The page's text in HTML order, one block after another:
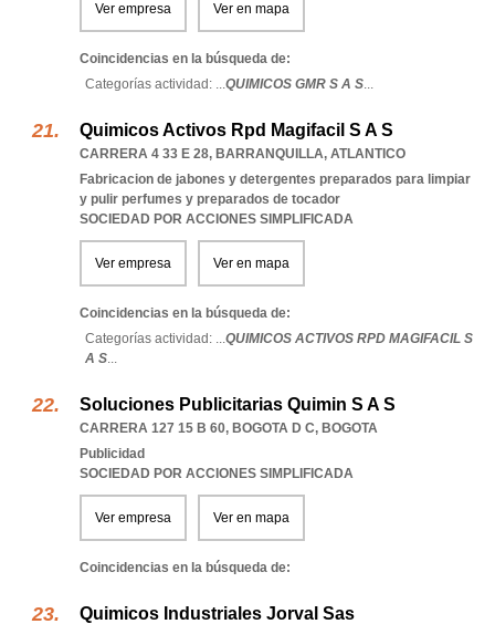
Ver empresa Ver en mapa
Coincidencias en la búsqueda de:
Categorías actividad: ...QUIMICOS GMR S A S...
Quimicos Activos Rpd Magifacil S A S
CARRERA 4 33 E 28, BARRANQUILLA, ATLANTICO
Fabricacion de jabones y detergentes preparados para limpiar
y pulir perfumes y preparados de tocador
SOCIEDAD POR ACCIONES SIMPLIFICADA
Ver empresa Ver en mapa
Coincidencias en la búsqueda de:
Categorías actividad: ...QUIMICOS ACTIVOS RPD MAGIFACIL S
A S...
Soluciones Publicitarias Quimin S A S
CARRERA 127 15 B 60, BOGOTA D C, BOGOTA
Publicidad
SOCIEDAD POR ACCIONES SIMPLIFICADA
Ver empresa Ver en mapa
Coincidencias en la búsqueda de:
Quimicos Industriales Jorval Sas